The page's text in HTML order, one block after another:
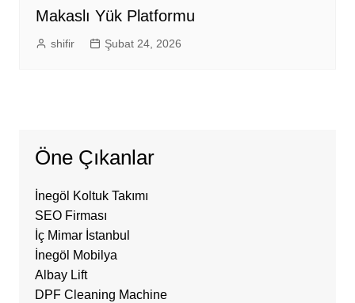
Makaslı Yük Platformu
shifir Şubat 24, 2026
Öne Çıkanlar
İnegöl Koltuk Takımı
SEO Firması
İç Mimar İstanbul
İnegöl Mobilya
Albay Lift
DPF Cleaning Machine